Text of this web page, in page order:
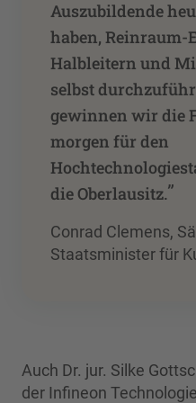
Auszubildende
haben,
Halbleitern und
selbst
gewinnen wir die
morgen für den
die Oberlausitz.”
Conrad Clemens,
Staatsminister für
Auch Dr. jur. Silke
der Infineon